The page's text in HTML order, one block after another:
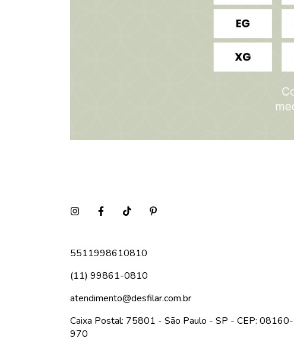
5511998610810
(11) 99861-0810
atendimento@desfilar.com.br
Caixa Postal: 75801 - São Paulo - SP - CEP: 08160-
970